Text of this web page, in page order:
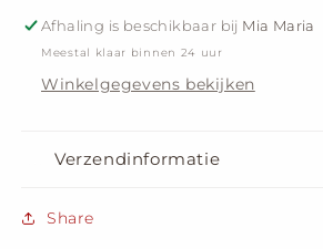
Afhaling is beschikbaar bij Mia Maria
Meestal klaar binnen 24 uur
Winkelgegevens bekijken
Verzendinformatie
Share